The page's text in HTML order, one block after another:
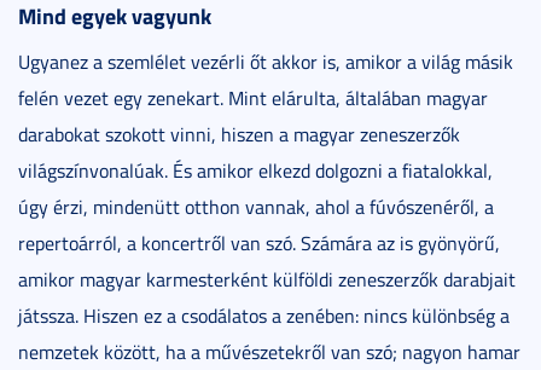
Mind egyek vagyunk
Ugyanez a szemlélet vezérli őt akkor is, amikor a világ másik
felén vezet egy zenekart. Mint elárulta, általában magyar
darabokat szokott vinni, hiszen a magyar zeneszerzők
világszínvonalúak. És amikor elkezd dolgozni a fiatalokkal,
úgy érzi, mindenütt otthon vannak, ahol a fúvószenéről, a
repertoárról, a koncertről van szó. Számára az is gyönyörű,
amikor magyar karmesterként külföldi zeneszerzők darabjait
játssza. Hiszen ez a csodálatos a zenében: nincs különbség a
nemzetek között, ha a művészetekről van szó; nagyon hamar